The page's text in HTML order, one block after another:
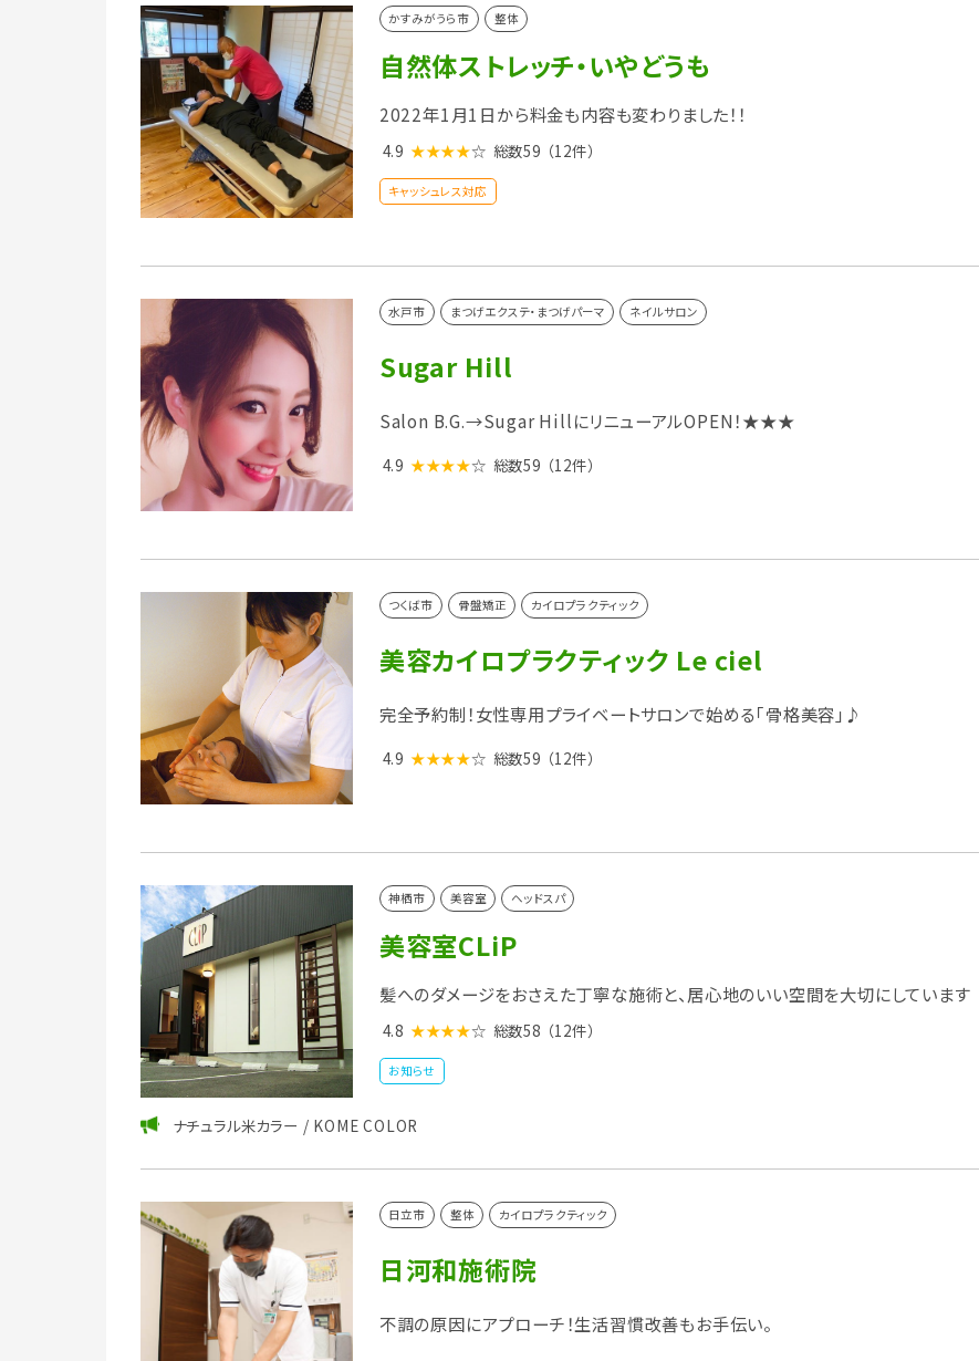
かすみがうら市 整体
自然体ストレッチ・いやどうも
2022年1月1日から料金も内容も変わりました！！
4.9 ★★★★☆ 総数59 （12件）
キャッシュレス対応
水戸市 まつげエクステ・まつげパーマ ネイルサロン
Sugar Hill
Salon B.G.→Sugar HillにリニューアルOPEN！★★★
4.9 ★★★★☆ 総数59 （12件）
つくば市 骨盤矯正 カイロプラクティック
美容カイロプラクティック Le ciel
完全予約制！女性専用プライベートサロンで始める｢骨格美容」♪
4.9 ★★★★☆ 総数59 （12件）
神栖市 美容室 ヘッドスパ
美容室CLiP
髪へのダメージをおさえた丁寧な施術と、居心地のいい空間を大切にしています
4.8 ★★★★☆ 総数58 （12件）
お知らせ
ナチュラル米カラー / KOME COLOR
日立市 整体 カイロプラクティック
日河和施術院
不調の原因にアプローチ！生活習慣改善もお手伝い。